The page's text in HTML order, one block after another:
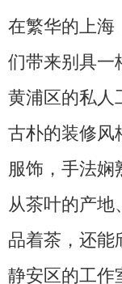
在繁华的上海
们带来别具一
黄浦区的私人
古朴的装修风
服饰，手法娴
从茶叶的产地
品着茶，还能
静安区的工作